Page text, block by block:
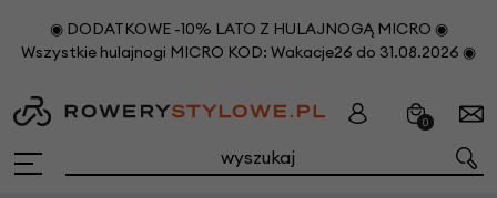
◉ DODATKOWE -10% LATO Z HULAJNOGĄ MICRO ◉
Wszystkie hulajnogi MICRO KOD: Wakacje26 do 31.08.2026 ◉
0